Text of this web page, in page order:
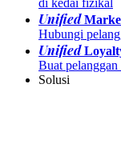
di kedai fizikal
Unified
Hubungi
Unified
Buat
Solusi